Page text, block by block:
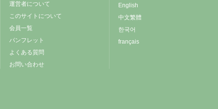
運営者について
このサイトについて
会員一覧
パンフレット
よくある質問
お問い合わせ
English
中文繁體
한국어
français